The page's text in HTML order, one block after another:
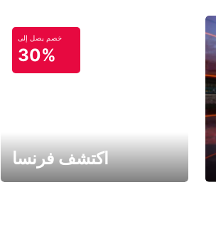
خصم يصل إلى
30%
اكتشف فرنسا